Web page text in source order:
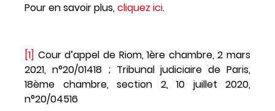
Pour en savoir plus,cliquez ici.
[1] Cour d’appel de Riom, 1ère chambre, 2 mars
2021, n°20/01418 ; Tribunal judiciaire de Paris,
18ème chambre, section 2, 10 juillet 2020,
n°20/04516